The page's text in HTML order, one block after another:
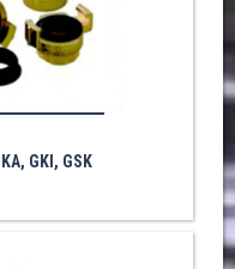
GKI, GSK